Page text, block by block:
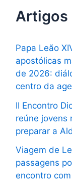
Artigos
Papa Leão
apostólicas
de 2026:
centro da
II Encontro
reúne jovens
preparar a
Viagem de
passagens
encontro